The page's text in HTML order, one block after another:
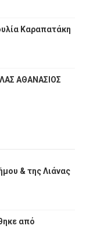
Καραπατάκη
ΑΘΑΝΑΣΙΟΣ
& της Λιάνας
από